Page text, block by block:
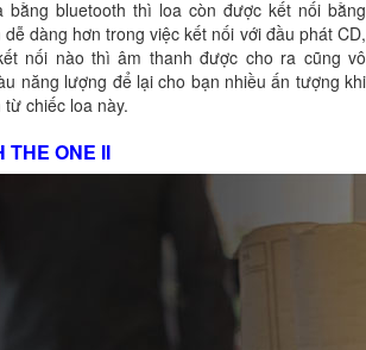
bằng bluetooth thì loa còn được kết nối bằng
dàng hơn trong việc kết nối với đầu phát CD,
nối nào thì âm thanh được cho ra cũng vô
năng lượng để lại cho bạn nhiều ấn tượng khi
chiếc loa này.
THE ONE II